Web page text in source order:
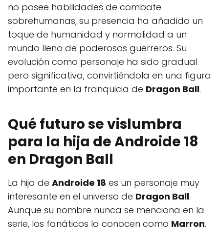
no posee habilidades de combate
sobrehumanas, su presencia ha añadido un
toque de humanidad y normalidad a un
mundo lleno de poderosos guerreros. Su
evolución como personaje ha sido gradual
pero significativa, convirtiéndola en una figura
importante en la franquicia de Dragon Ball.
Qué futuro se vislumbra
para la hija de Androide 18
en Dragon Ball
La hija de Androide 18 es un personaje muy
interesante en el universo de Dragon Ball.
Aunque su nombre nunca se menciona en la
serie, los fanáticos la conocen como Marron.